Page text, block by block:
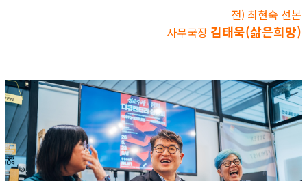
전) 최현숙 선본
사무국장 김태욱(삶은희망)